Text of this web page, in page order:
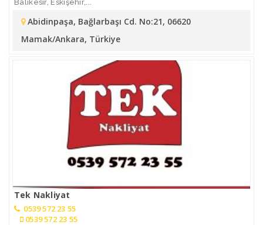
Balıkesir, Eskişehir,...
Abidinpaşa, Bağlarbaşı Cd. No:21, 06620
Mamak/Ankara, Türkiye
Tek Nakliyat
0539 572 23 55
0539 572 23 55